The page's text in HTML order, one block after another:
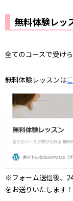
無料体験レッ
全てのコースで受け
無料体験レッスンは
※フォーム送信後、
をお送りいたします！